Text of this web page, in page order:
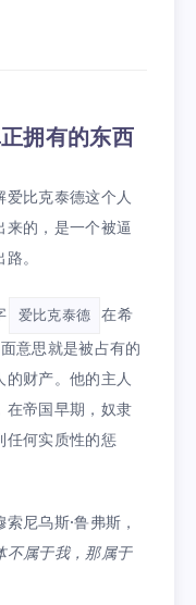
拥有的东西
爱比克泰德这个人
来的，是一个被逼
。
爱比克泰德
在希
意思就是被占有的
财产。他的主人
在帝国早期，奴隶
任何实质性的惩
尼乌斯·鲁弗斯，
不属于我，那属于